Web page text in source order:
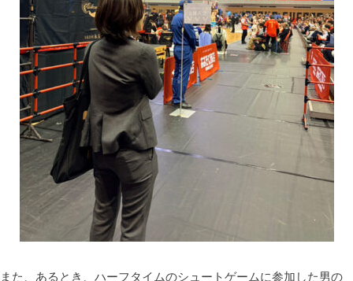
また、あるとき、ハーフタイムのシュートゲームに参加した男の